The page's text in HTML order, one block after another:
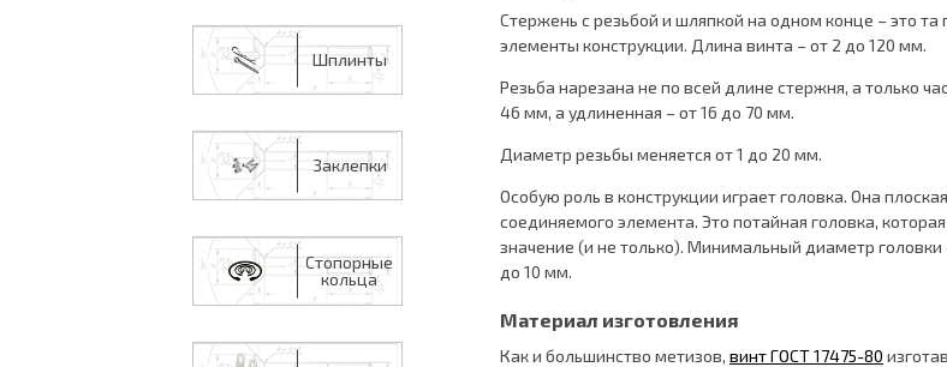
Шплинты
Заклепки
Стопорные
кольца
Стержень с резьбой и шляпкой на одном конце – это та
элементы конструкции. Длина винта – от 2 до 120 мм.
Резьба нарезана не по всей длине стержня, а только
46 мм, а удлиненная – от 16 до 70 мм.
Диаметр резьбы меняется от 1 до 20 мм.
Особую роль в конструкции играет головка. Она
соединяемого элемента. Это потайная головка,
значение (и не только). Минимальный диаметр
до 10 мм.
Материал изготовления
Как и большинство метизов, винт ГОСТ 17475-80